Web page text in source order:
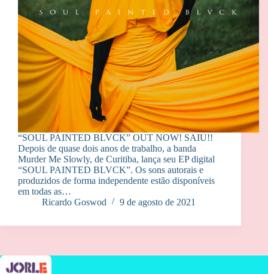
“SOUL PAINTED BLVCK” OUT NOW! SAIU!!
Depois de quase dois anos de trabalho, a banda
Murder Me Slowly, de Curitiba, lança seu EP digital
“SOUL PAINTED BLVCK”. Os sons autorais e
produzidos de forma independente estão disponíveis
em todas as…
Ricardo Goswod
9 de agosto de 2021